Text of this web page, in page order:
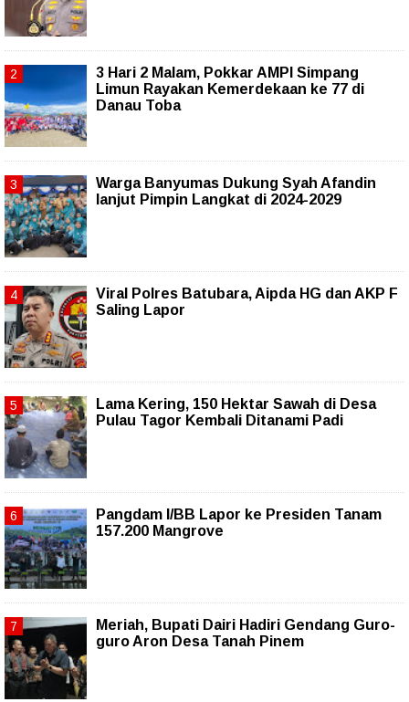
3 Hari 2 Malam, Pokkar AMPI Simpang
Limun Rayakan Kemerdekaan ke 77 di
Danau Toba
Warga Banyumas Dukung Syah Afandin
lanjut Pimpin Langkat di 2024-2029
Viral Polres Batubara, Aipda HG dan AKP F
Saling Lapor
Lama Kering, 150 Hektar Sawah di Desa
Pulau Tagor Kembali Ditanami Padi
Pangdam I/BB Lapor ke Presiden Tanam
157.200 Mangrove
Meriah, Bupati Dairi Hadiri Gendang Guro-
guro Aron Desa Tanah Pinem